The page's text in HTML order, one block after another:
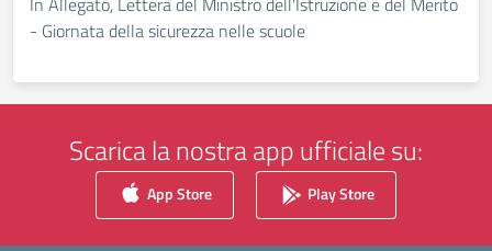
- Giornata della sicurezza nelle scuole
Scarica la nostra app ufficiale su:
App Store Play Store